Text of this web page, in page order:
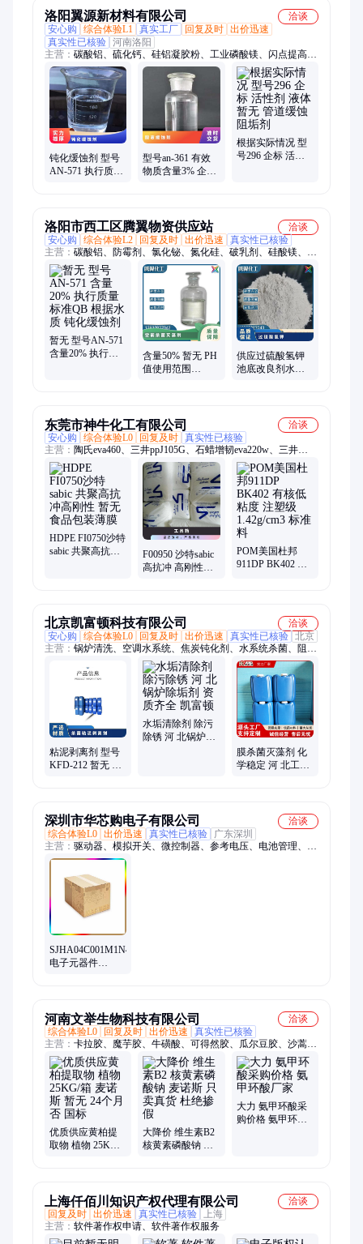
洛阳翼源新材料有限公司
洽谈
安心购
综合体验L1 真实工厂 回复及时 出价迅速
真实性已核验 河南洛阳
主营： 碳酸铝、硫化钙、硅铝凝胶粉、工业磷酸镁、闪点提高
剂、表面活性剂、耐火材料、水处理原材料
钝化缓蚀剂 型号
AN-571 执行质量
型号an-361 有效
物质含量3% 企标
根据实际情况 型
号296 企标 活性
洛阳市西工区腾翼物资供应站
洽谈
安心购
综合体验L2 回复及时 出价迅速
真实性已核验
主营： 碳酸铝、防霉剂、氯化铋、氮化硅、破乳剂、硅酸镁、磷
酸铝、化学试剂、抗静电剂、乙酸乙酯、氢氧化镁、焦磷酸钠、
干燥通风、次磷酸镁、氯化氢乙醇、氯化氢甲醇、聚丙烯酸钾、
闪点提高剂、柴油降凝剂、硫代硫酸铵、聚丙烯酰胺、多聚磷酸
钠、25公斤纸板桶、硫代乙醇酸钠、高分子絮凝剂
暂无 型号AN-571
含量20% 执行质
含量50% 暂无 PH
值使用范围
供应过硫酸氢钾
池底改良剂水质
东莞市神牛化工有限公司
洽谈
安心购
综合体验L0 回复及时 真实性已核验
主营： 陶氏eva460、三井ppJ105G、石蜡增韧eva220w、三井
eva260、热熔级eva250、普瑞曼ppj105g
HDPE FI0750沙特
sabic 共聚高抗冲
F00950 沙特sabic
高抗冲 高刚性
POM美国杜邦
911DP BK402 有
北京凯富顿科技有限公司
洽谈
安心购
综合体验L0 回复及时 出价迅速 真实性已核验 北京
主营： 锅炉清洗、空调水系统、焦炭钝化剂、水系统杀菌、阻垢
分散剂、洗涤高温水、粉尘抑制剂、脱硫增效剂、在线清洗剂、
氧化除藻剂、杀菌灭藻剂、水系统管道、无二氧化氯、空调冷凝
器、金属表面油污、清除附着藻类、烟气湿法脱硫、高电导反渗
透、通风系统清洗、空调风机盘管、导热油炉清洗、玻璃鳞片胶
泥、烟气脱硫脱硝、锅炉除垢除锈、填料水垢清洗
粘泥剥离剂 型号
KFD-212 暂无 PH
水垢清除剂 除污
除锈 河 北锅炉除
膜杀菌灭藻剂 化
学稳定 河 北工业
深圳市华芯购电子有限公司
洽谈
综合体验L0 出价迅速 真实性已核验
广东深圳
主营： 驱动器、模拟开关、微控制器、参考电压、电池管理、视
频开关ic、仪表放大器、音频放大器、开关稳压器、数字隔离
器、精密放大器、运算放大器、点火控制器、开关控制器、可编
程门阵列、接口集成电路、电容电阻
SJHA04C001M1N46
电子元器件
河南文举生物科技有限公司
洽谈
综合体验L0
回复及时 出价迅速
真实性已核验
主营： 卡拉胶、魔芋胶、牛磺酸、可得然胶、瓜尔豆胶、沙蒿子
胶、海藻酸钠、纳他酶素、食用明胶、聚丙烯酸钠、甲基纤维
素、酪蛋白酸钠、普鲁兰多糖、乳酸链球菌素、食品级黄原胶
优质供应黄柏提
取物 植物 25KG/
大降价 维生素B2
核黄素磷酸钠 麦
大力 氨甲环酸采
购价格 氨甲环酸
上海仟佰川知识产权代理有限公司
洽谈
回复及时 出价迅速 真实性已核验
上海
主营： 软件著作权申请、软件著作权服务